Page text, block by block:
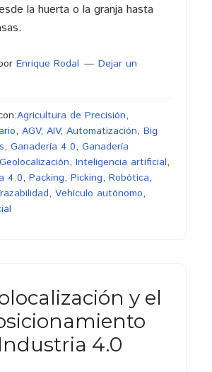
la huerta o la granja hasta
Enrique Rodal
Dejar un
Agricultura de Precisión,
, AGV, AIV, Automatización, Big
, Ganadería 4.0, Ganadería
Geolocalización, Inteligencia artificial,
4.0, Packing, Picking, Robótica,
, Vehículo autónomo,
y el
4.0